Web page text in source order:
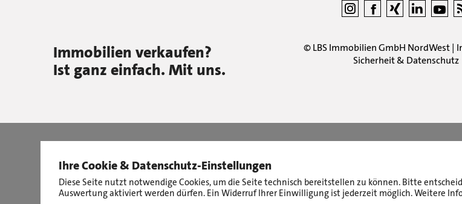
Immobilien verkaufen?
Ist ganz einfach. Mit uns.
©LBS Immobilien GmbH NordWest|
Sicherheit & Datenschutz
Ihre Cookie & Datenschutz-Einstellungen
Diese Seite nutzt notwendige Cookies, um die Seite technisch bereitstellen zu können. Bitte
Auswertung aktiviert werden dürfen. Ein Widerruf Ihrer Einwilligung ist jederzeit möglich. Weitere